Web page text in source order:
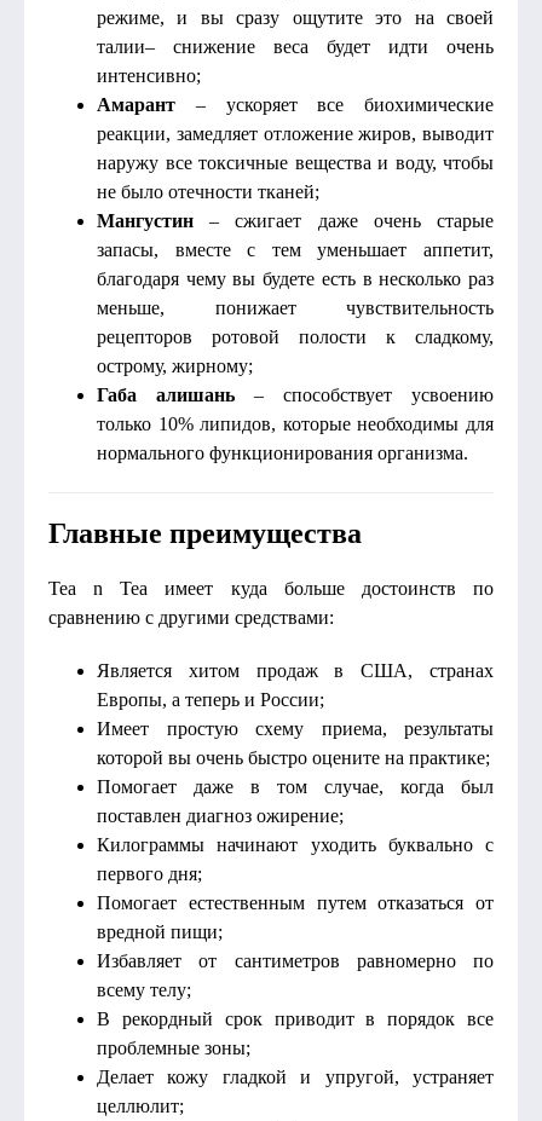
режиме, и вы сразу ощутите это на своей
талии– снижение веса будет идти очень
интенсивно;
Амарант – ускоряет все биохимические
реакции, замедляет отложение жиров, выводит
наружу все токсичные вещества и воду, чтобы
не было отечности тканей;
Мангустин – сжигает даже очень старые
запасы, вместе с тем уменьшает аппетит,
благодаря чему вы будете есть в несколько раз
меньше, понижает чувствительность
рецепторов ротовой полости к сладкому,
острому, жирному;
Габа алишань – способствует усвоению
только 10% липидов, которые необходимы для
нормального функционирования организма.
Главные преимущества
Tea n Tea имеет куда больше достоинств по
сравнению с другими средствами:
Является хитом продаж в США, странах
Европы, а теперь и России;
Имеет простую схему приема, результаты
которой вы очень быстро оцените на практике;
Помогает даже в том случае, когда был
поставлен диагноз ожирение;
Килограммы начинают уходить буквально с
первого дня;
Помогает естественным путем отказаться от
вредной пищи;
Избавляет от сантиметров равномерно по
всему телу;
В рекордный срок приводит в порядок все
проблемные зоны;
Делает кожу гладкой и упругой, устраняет
целлюлит;